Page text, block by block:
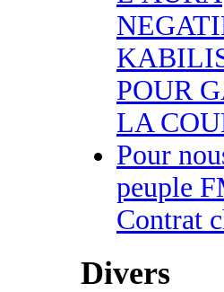
POUR
LA
Pour
peuple
Contrat
Divers